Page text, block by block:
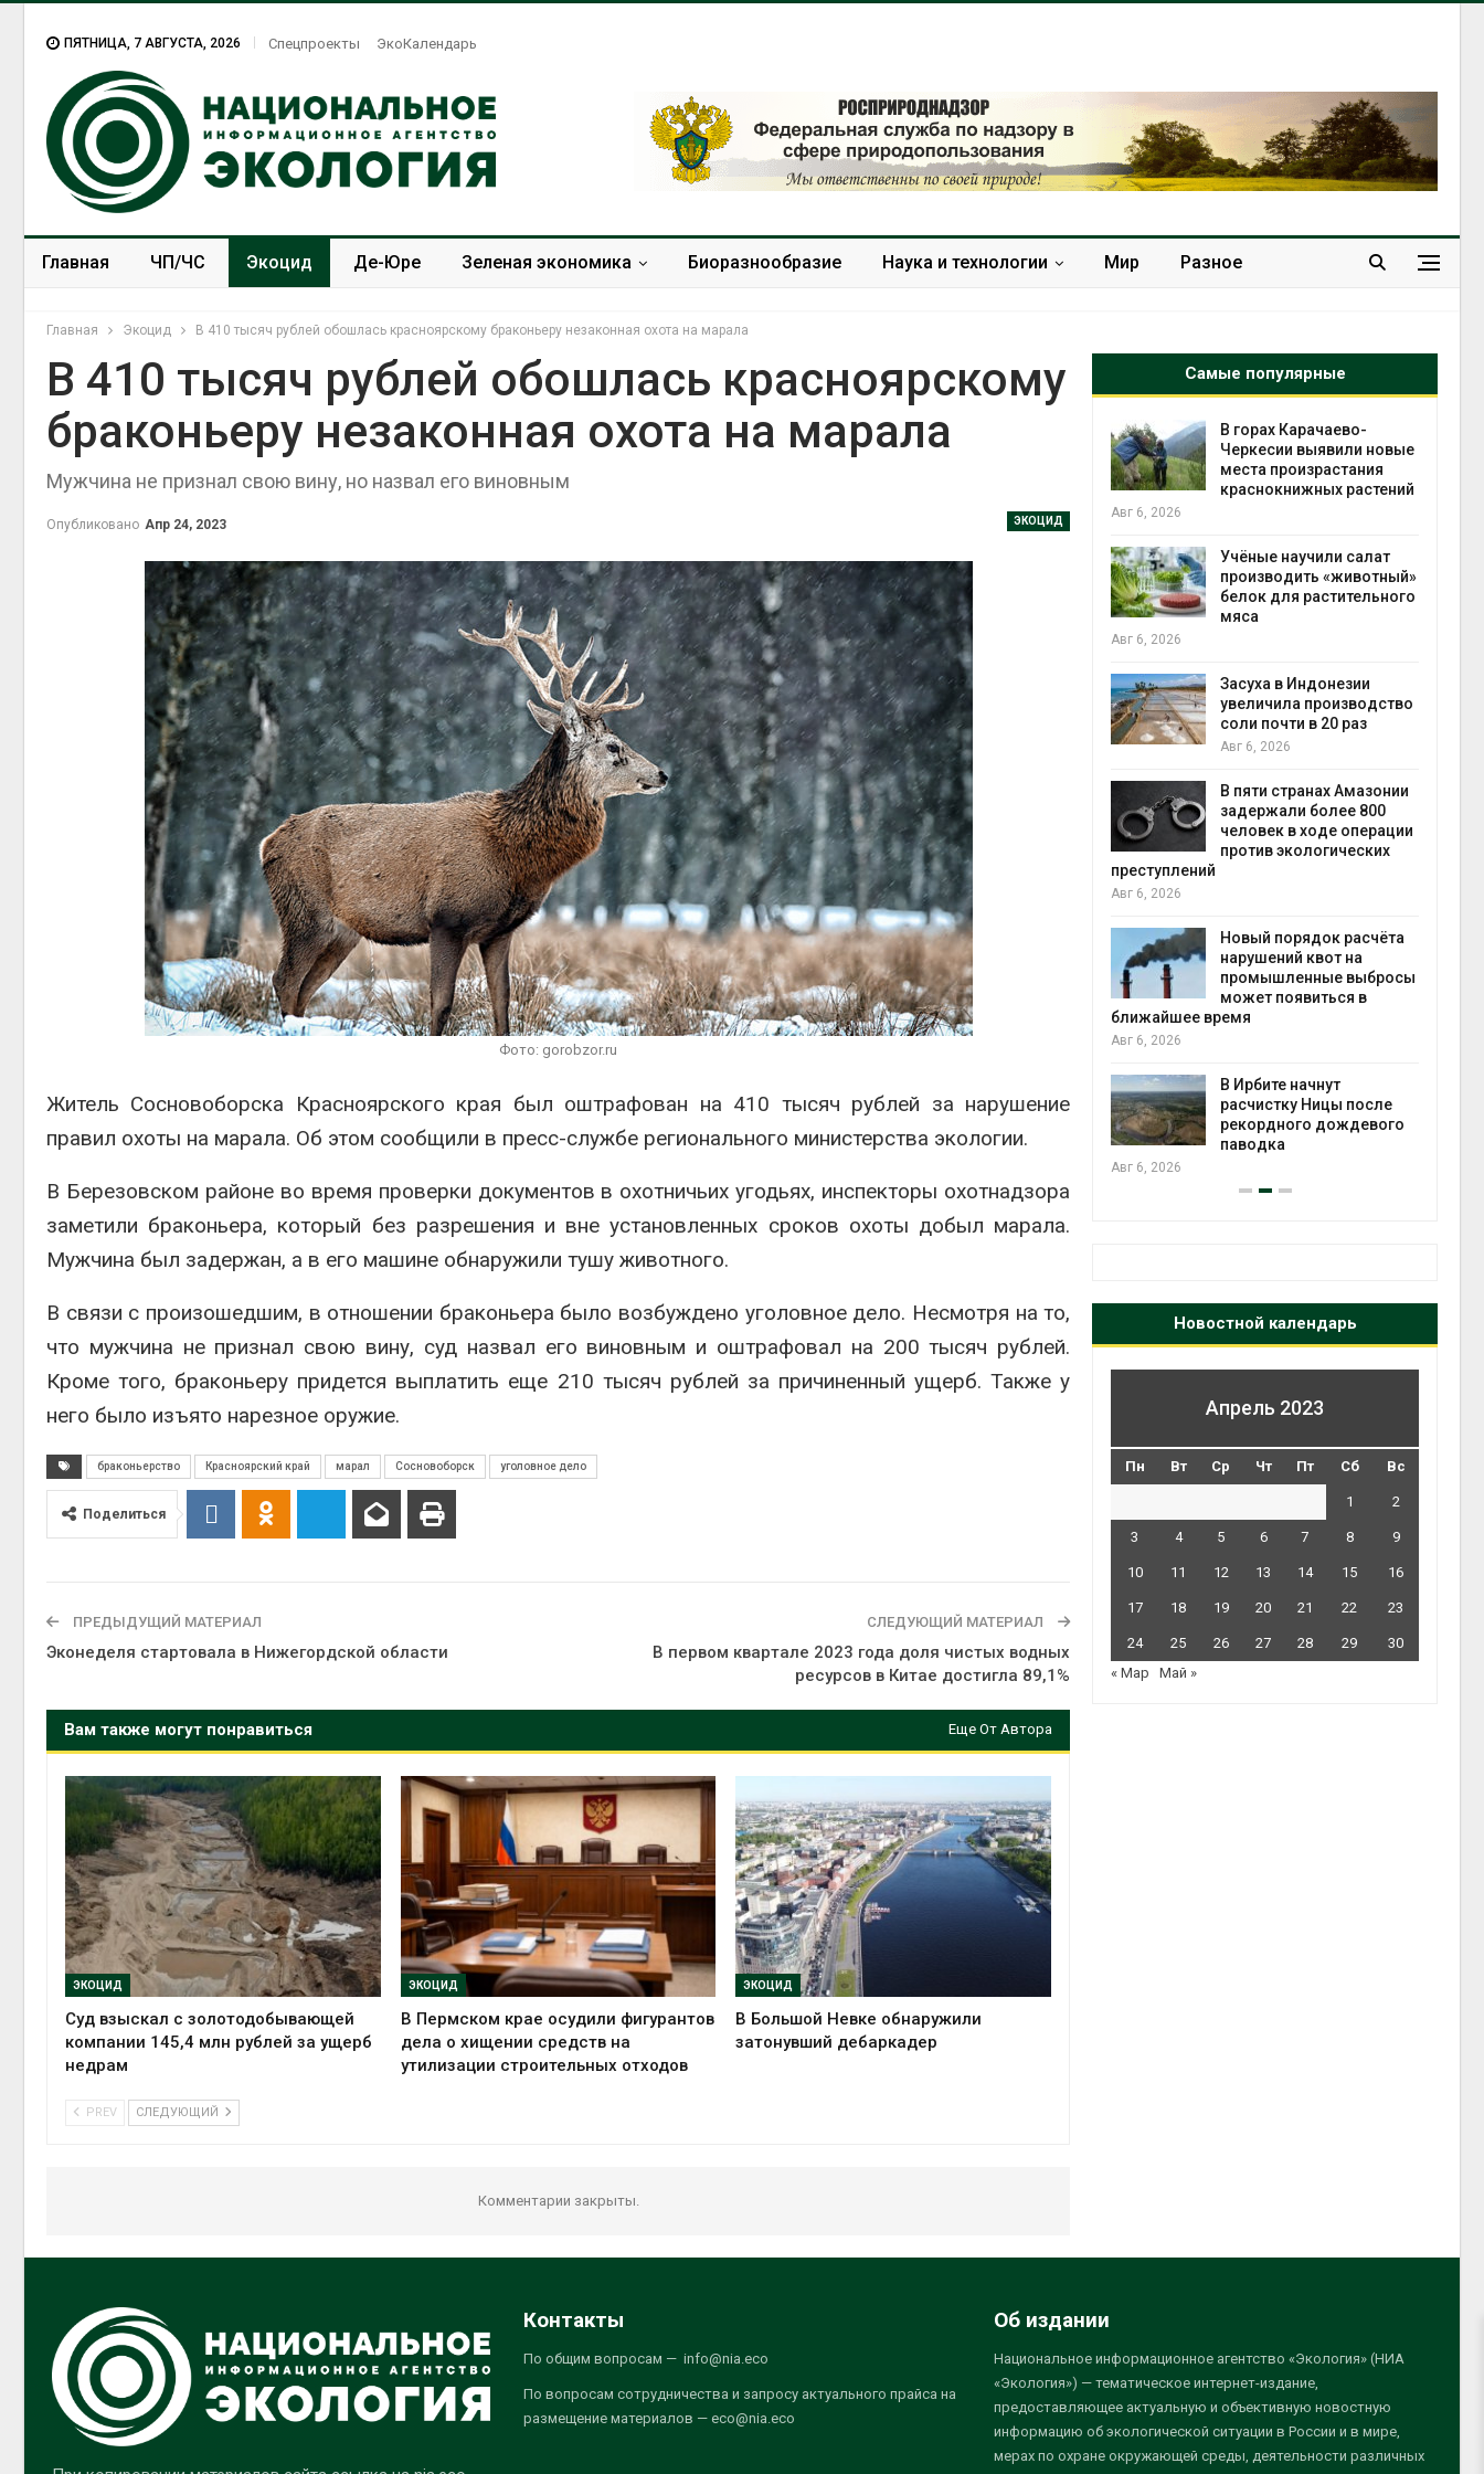
ПЯТНИЦА, 7 АВГУСТА, 2026 Спецпроекты ЭкоКалендарь
Главная ЧП/ЧС Экоцид Де-Юре Зеленая экономика Биоразнообразие Наука и технологии Мир Разное
Главная Экоцид В 410 тысяч рублей обошлась красноярскому браконьеру незаконная охота на марала
В 410 тысяч рублей обошлась красноярскому
браконьеру незаконная охота на марала
Мужчина не признал свою вину, но назвал его виновным
ЭКОЦИД
Опубликовано Апр 24, 2023
Фото: gorobzor.ru
Житель Сосновоборска Красноярского края был оштрафован на 410 тысяч рублей за нарушение
правил охоты на марала. Об этом сообщили в пресс-службе регионального министерства экологии.
В Березовском районе во время проверки документов в охотничьих угодьях, инспекторы охотнадзора
заметили браконьера, который без разрешения и вне установленных сроков охоты добыл марала.
Мужчина был задержан, а в его машине обнаружили тушу животного.
В связи с произошедшим, в отношении браконьера было возбуждено уголовное дело. Несмотря на то,
что мужчина не признал свою вину, суд назвал его виновным и оштрафовал на 200 тысяч рублей.
Кроме того, браконьеру придется выплатить еще 210 тысяч рублей за причиненный ущерб. Также у
него было изъято нарезное оружие.
браконьерство Красноярский край марал Сосновоборск уголовное дело
Поделиться
ПРЕДЫДУЩИЙ МАТЕРИАЛ
Эконеделя стартовала в Нижегордской области
СЛЕДУЮЩИЙ МАТЕРИАЛ
В первом квартале 2023 года доля чистых водных
ресурсов в Китае достигла 89,1%
Вам также могут понравиться Еще От Автора
ЭКОЦИД
Суд взыскал с золотодобывающей
компании 145,4 млн рублей за ущерб
недрам
ЭКОЦИД
В Пермском крае осудили фигурантов
дела о хищении средств на
утилизации строительных отходов
ЭКОЦИД
В Большой Невке обнаружили
затонувший дебаркадер
PREV СЛЕДУЮЩИЙ
Комментарии закрыты.
Самые популярные
В Домодедове
ликвидируют
химикатов после пожара
Изменение климата
меняет ареалы бабочек
по всему миру
Авг 6, 2026
В Австралии снизят
стоимость установки
солнечных панелей для
бизнеса
Авг 6, 2026
Москвариум отметит 11-
летие трёхдневным
фестивалем
Авг 5, 2026
В Кении противников
строительства АЭС
проверяют по статье о
терроризме
Авг 5, 2026
Суд запретил
израильской тюрьмы
Панамский канал вновь
ограничивает загрузку
Шэньси из-за паводков
эвакуировали более 140
тыс. человек
Авг 6, 2026
МЕГА и ВкусВилл
установили
экообменники для сбора
вторсырья
Авг 6, 2026
Учёные предложили
получать питьевую воду
из воздуха с помощью
ветра
Авг 6, 2026
Приложение «Экопульс»
для контроля мусорных
площадок запустят в
сентябре
Авг 6, 2026
биомассы из-за засух,
Авг 6, 2026
В горах Карачаево-
Черкесии выявили новые
места произрастания
краснокнижных растений
Авг 6, 2026
Учёные научили салат
производить «животный»
белок для растительного
мяса
Авг 6, 2026
Засуха в Индонезии
увеличила производство
соли почти в 20 раз
Авг 6, 2026
В пяти странах Амазонии
задержали более 800
человек в ходе операции
против экологических
преступлений
Авг 6, 2026
Новый порядок расчёта
нарушений квот на
промышленные выбросы
может появиться в
ближайшее время
Авг 6, 2026
В Ирбите начнут
расчистку Ницы после
рекордного дождевого
паводка
Авг 6, 2026
Новостной календарь
Апрель 2023
Пн Вт Ср Чт Пт Сб Вс
1 2
3 4 5 6 7 8 9
10 11 12 13 14 15 16
17 18 19 20 21 22 23
24 25 26 27 28 29
30
« Мар
Май »
Контакты
По общим вопросам — info@nia.eco
По вопросам сотрудничества и запросу актуального прайса на
размещение материалов — eco@nia.eco
Об издании
Национальное информационное агентство «Экология» (НИА
«Экология») — тематическое интернет-издание,
предоставляющее актуальную и объективную новостную
информацию об экологической ситуации в России и в мире,
мерах по охране окружающей среды, деятельности различных